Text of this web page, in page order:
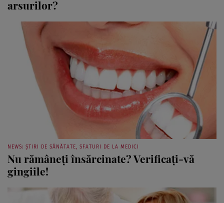
NEWS: ȘTIRI DE SĂNĂTATE, SFATURI DE LA MEDICI
Nu rămâneţi însărcinate? Verificaţi-vă
gingiile!